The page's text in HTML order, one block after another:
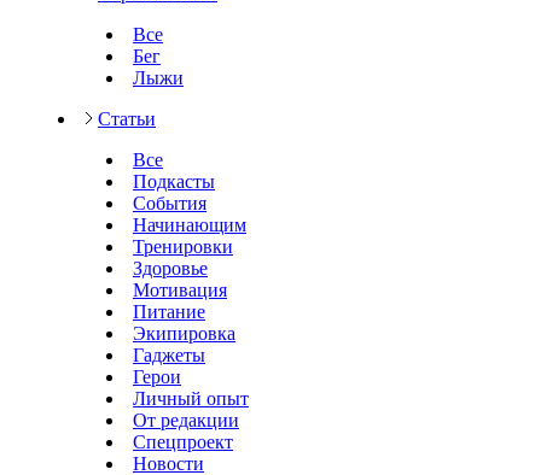
Все
Бег
Лыжи
Статьи
Все
Подкасты
События
Начинающим
Тренировки
Здоровье
Мотивация
Питание
Экипировка
Гаджеты
Герои
Личный опыт
От редакции
Спецпроект
Новости